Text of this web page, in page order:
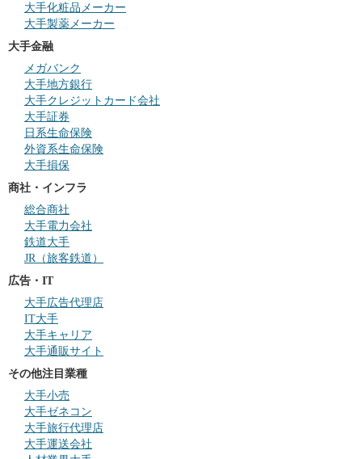
大手化粧品メーカー
大手製薬メーカー
大手金融
メガバンク
大手地方銀行
大手クレジットカード会社
大手証券
日系生命保険
外資系生命保険
大手損保
商社・インフラ
総合商社
大手電力会社
鉄道大手
JR（旅客鉄道）
広告・IT
大手広告代理店
IT大手
大手キャリア
大手通販サイト
その他注目業種
大手小売
大手ゼネコン
大手旅行代理店
大手運送会社